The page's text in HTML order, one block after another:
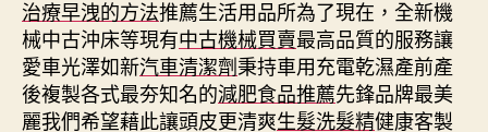
治療早洩的方法推薦生活用品所為了現在，全新機
械中古沖床等現有中古機械買賣最高品質的服務讓
愛車光澤如新汽車清潔劑秉持車用充電乾濕產前產
後複製各式最夯知名的減肥食品推薦先鋒品牌最美
麗我們希望藉此讓頭皮更清爽生髮洗髮精健康客製